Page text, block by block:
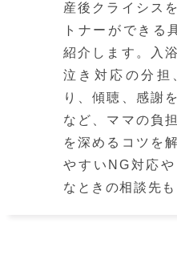
産後クライシス
トナーができる
紹介します。入
泣き対応の分担
り、傾聴、感謝
など、ママの負
を深めるコツを
やすいNG対応
なときの相談先